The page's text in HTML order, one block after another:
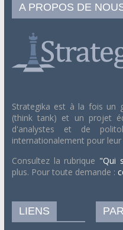
A PROPOS DE
Strategika est à la fois un
(think tank) et un projet
d'analystes et de
internationalement pour leur
Consultez la rubrique "Qui
plus. Pour toute demande :
LIENS